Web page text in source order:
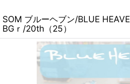
SOM ブルーヘブン/BLUE
BGｒ/20th（25）